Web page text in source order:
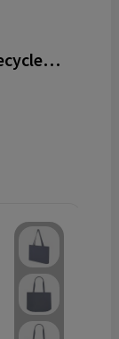
Pheebs 150 g/m² Aware™ gerecyclede draagtas